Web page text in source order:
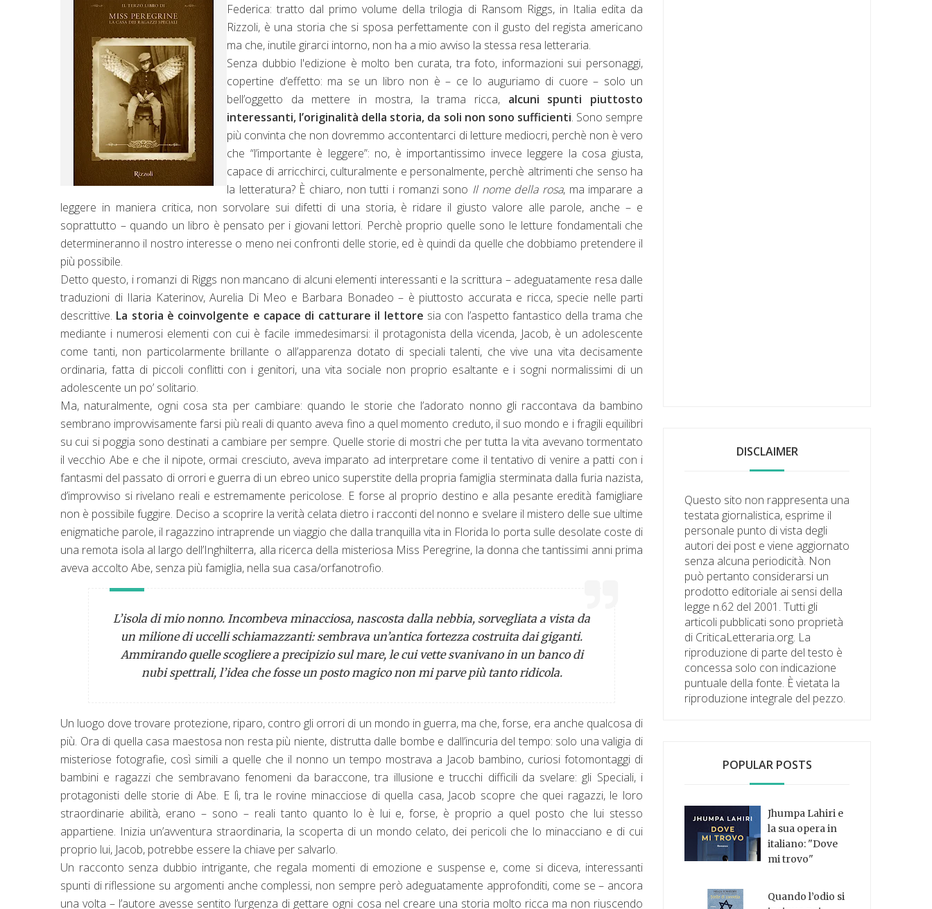
Federica: tratto dal primo volume della trilogia di Ransom Riggs, in Italia edita da
Rizzoli, è una storia che si sposa perfettamente con il gusto del regista americano
ma che, inutile girarci intorno, non ha a mio avviso la stessa resa letteraria.
Senza dubbio l'edizione è molto ben curata, tra foto, informazioni sui personaggi,
copertine d’effetto: ma se un libro non è – ce lo auguriamo di cuore – solo un
bell’oggetto da mettere in mostra, la trama ricca, alcuni spunti piuttosto
interessanti, l’originalità della storia, da soli non sono sufficienti. Sono sempre
più convinta che non dovremmo accontentarci di letture mediocri, perchè non è vero
che “l’importante è leggere”: no, è importantissimo invece leggere la cosa giusta,
capace di arricchirci, culturalmente e personalmente, perchè altrimenti che senso ha
la letteratura? È chiaro, non tutti i romanzi sono Il nome della rosa, ma imparare a
leggere in maniera critica, non sorvolare sui difetti di una storia, è ridare il giusto valore alle parole, anche – e
soprattutto – quando un libro è pensato per i giovani lettori. Perchè proprio quelle sono le letture fondamentali che
determineranno il nostro interesse o meno nei confronti delle storie, ed è quindi da quelle che dobbiamo pretendere il
più possibile.
Detto questo, i romanzi di Riggs non mancano di alcuni elementi interessanti e la scrittura – adeguatamente resa dalle
traduzioni di Ilaria Katerinov, Aurelia Di Meo e Barbara Bonadeo – è piuttosto accurata e ricca, specie nelle parti
descrittive. La storia è coinvolgente e capace di catturare il lettore sia con l’aspetto fantastico della trama che
mediante i numerosi elementi con cui è facile immedesimarsi: il protagonista della vicenda, Jacob, è un adolescente
come tanti, non particolarmente brillante o all’apparenza dotato di speciali talenti, che vive una vita decisamente
ordinaria, fatta di piccoli conflitti con i genitori, una vita sociale non proprio esaltante e i sogni normalissimi di un
adolescente un po’ solitario.
Ma, naturalmente, ogni cosa sta per cambiare: quando le storie che l’adorato nonno gli raccontava da bambino
sembrano improvvisamente farsi più reali di quanto aveva fino a quel momento creduto, il suo mondo e i fragili equilibri
su cui si poggia sono destinati a cambiare per sempre. Quelle storie di mostri che per tutta la vita avevano tormentato
il vecchio Abe e che il nipote, ormai cresciuto, aveva imparato ad interpretare come il tentativo di venire a patti con i
fantasmi del passato di orrori e guerra di un ebreo unico superstite della propria famiglia sterminata dalla furia nazista,
d’improvviso si rivelano reali e estremamente pericolose. E forse al proprio destino e alla pesante eredità famigliare
non è possibile fuggire. Deciso a scoprire la verità celata dietro i racconti del nonno e svelare il mistero delle sue ultime
enigmatiche parole, il ragazzino intraprende un viaggio che dalla tranquilla vita in Florida lo porta sulle desolate coste di
una remota isola al largo dell’Inghilterra, alla ricerca della misteriosa Miss Peregrine, la donna che tantissimi anni prima
aveva accolto Abe, senza più famiglia, nella sua casa/orfanotrofio.
L’isola di mio nonno. Incombeva minacciosa, nascosta dalla nebbia, sorvegliata a vista da
un milione di uccelli schiamazzanti: sembrava un’antica fortezza costruita dai giganti.
Ammirando quelle scogliere a precipizio sul mare, le cui vette svanivano in un banco di
nubi spettrali, l’idea che fosse un posto magico non mi parve più tanto ridicola.
Un luogo dove trovare protezione, riparo, contro gli orrori di un mondo in guerra, ma che, forse, era anche qualcosa di
più. Ora di quella casa maestosa non resta più niente, distrutta dalle bombe e dall’incuria del tempo: solo una valigia di
misteriose fotografie, così simili a quelle che il nonno un tempo mostrava a Jacob bambino, curiosi fotomontaggi di
bambini e ragazzi che sembravano fenomeni da baraccone, tra illusione e trucchi difficili da svelare: gli Speciali, i
protagonisti delle storie di Abe. E lì, tra le rovine minacciose di quella casa, Jacob scopre che quei ragazzi, le loro
straordinarie abilità, erano – sono – reali tanto quanto lo è lui e, forse, è proprio a quel posto che lui stesso
appartiene. Inizia un’avventura straordinaria, la scoperta di un mondo celato, dei pericoli che lo minacciano e di cui
proprio lui, Jacob, potrebbe essere la chiave per salvarlo.
Un racconto senza dubbio intrigante, che regala momenti di emozione e suspense e, come si diceva, interessanti
spunti di riflessione su argomenti anche complessi, non sempre però adeguatamente approfonditi, come se – ancora
una volta – l’autore avesse sentito l’urgenza di gettare ogni cosa nel creare una storia molto ricca ma non riuscendo
DISCLAIMER
Questo sito non rappresenta una
testata giornalistica, esprime il
personale punto di vista degli
autori dei post e viene aggiornato
senza alcuna periodicità. Non
può pertanto considerarsi un
prodotto editoriale ai sensi della
legge n.62 del 2001. Tutti gli
articoli pubblicati sono proprietà
di CriticaLetteraria.org. La
riproduzione di parte del testo è
concessa solo con indicazione
puntuale della fonte. È vietata la
riproduzione integrale del pezzo.
POPULAR POSTS
Jhumpa Lahiri e
la sua opera in
italiano: "Dove
mi trovo"
Quando l’odio si